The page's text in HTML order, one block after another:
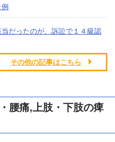
だったのが、訴訟で１４級認
その他の記事はこちら
腰痛,上肢・下肢の痺